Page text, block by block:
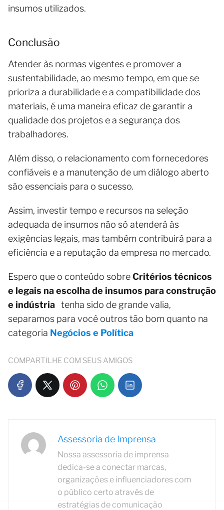
insumos utilizados.
Conclusão
Atender às normas vigentes e promover a
sustentabilidade, ao mesmo tempo, em que se
prioriza a durabilidade e a compatibilidade dos
materiais, é uma maneira eficaz de garantir a
qualidade dos projetos e a segurança dos
trabalhadores.
Além disso, o relacionamento com fornecedores
confiáveis e a manutenção de um diálogo aberto
são essenciais para o sucesso.
Assim, investir tempo e recursos na seleção
adequada de insumos não só atenderá às
exigências legais, mas também contribuirá para a
eficiência e a reputação da empresa no mercado.
Espero que o conteúdo sobreCritérios técnicos
e legais na escolha de insumos para construção
e indústria tenha sido de grande valia,
separamos para você outros tão bom quanto na
categoria Negócios e Política
COMPARTILHE COM SEUS AMIGOS
Assessoria de Imprensa
Nossa assessoria de imprensa
dedica-se a conectar marcas,
organizações e influenciadores com
o público certo através de
estratégias de comunicação